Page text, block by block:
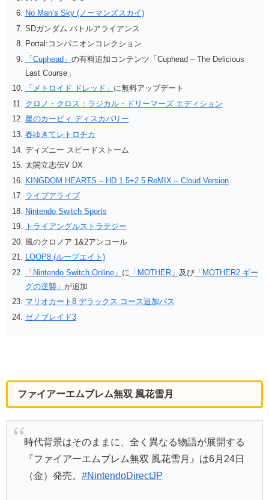
No Man’s Sky (ノーマンズスカイ)
SDガンダム バトルアライアンス
Portal:コンパニオンコレクション
「Cuphead」 の有料追加コンテンツ「Cuphead – The Delicious
Last Course」
「メトロイド ドレッド」 に無料アップデート
クロノ・クロス：ラジカル・ドリーマーズ エディション
星のカービィ ディスカバリー
春ゆきてレトロチカ
ディズニー スピードストーム
太閤立志伝V DX
KINGDOM HEARTS – HD 1.5+2.5 ReMIX – Cloud Version
ライブアライブ
Nintendo Switch Sports
トライアングルストラテジー
風のクロノア 1&2アンコール
LOOP8 (ループエイト)
「Nintendo Switch Online」 に 「MOTHER」 及び「MOTHER2 ギー
グの逆襲」 が追加
マリオカート8 デラックス コース追加パス
ゼノブレイド3
ファイアーエムブレム無双 風花雪月
時代背景はそのままに、全く異なる物語が展開する
『ファイアーエムブレム無双 風花雪月』は6月24日
（金）発売。 #NintendoDirectJP